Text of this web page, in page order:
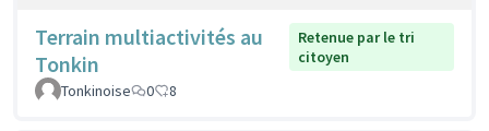
Terrain multiactivités au
Tonkin
Retenue par le tri
citoyen
Tonkinoise
0 8